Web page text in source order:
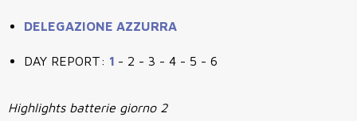
DELEGAZIONE AZZURRA
DAY REPORT: 1 - 2 - 3 - 4 - 5 - 6
Highlights batterie giorno 2